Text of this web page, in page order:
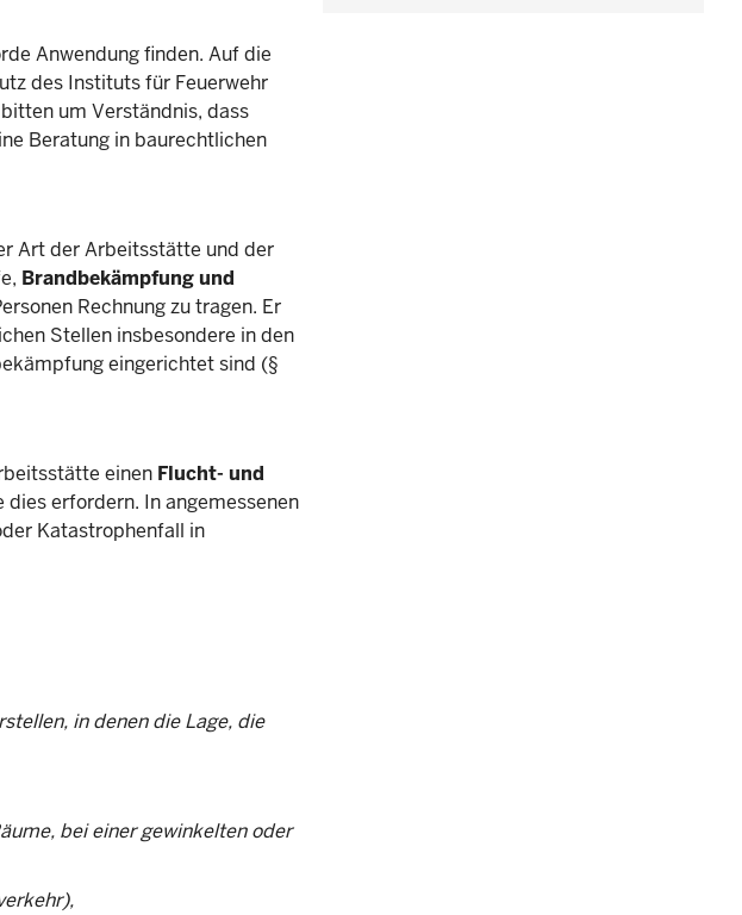
Anwendung finden. Auf die
des Instituts für Feuerwehr
um Verständnis, dass
Beratung in baurechtlichen
Art der Arbeitsstätte und der
Brandbekämpfung und
Rechnung zu tragen. Er
Stellen insbesondere in den
eingerichtet sind (§
einen Flucht- und
erfordern. In angemessenen
Katastrophenfall in
in denen die Lage, die
bei einer gewinkelten oder